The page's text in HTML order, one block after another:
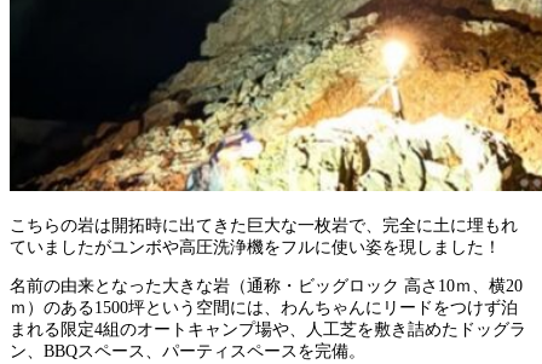
こちらの岩は開拓時に出てきた巨大な一枚岩で、完全に土に埋もれ
ていましたがユンボや高圧洗浄機をフルに使い姿を現しました！
名前の由来となった大きな岩（通称・ビッグロック 高さ10ｍ、横20
ｍ）のある1500坪という空間には、わんちゃんにリードをつけず泊
まれる限定4組のオートキャンプ場や、人工芝を敷き詰めたドッグラ
ン、BBQスペース、パーティスペースを完備。